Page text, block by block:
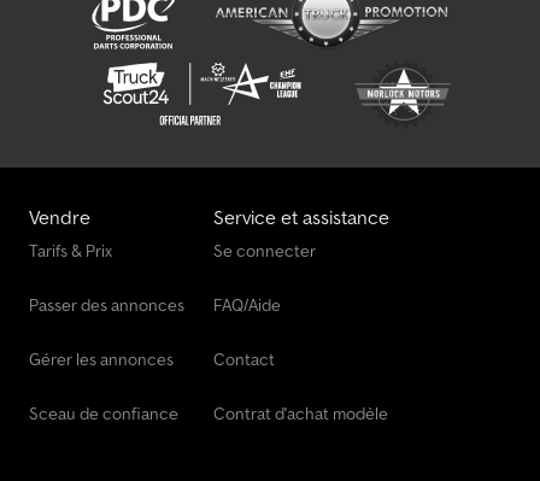
Vendre
Tarifs & Prix
Passer des annonces
Gérer les annonces
Sceau de confiance
Service et assistance
Se connecter
FAQ/Aide
Contact
Contrat d'achat modèle